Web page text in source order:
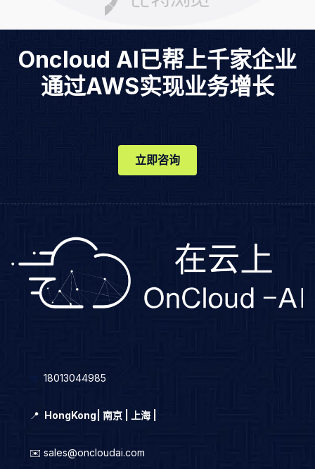
Oncloud AI已帮上千家企业
通过AWS实现业务增长
立即咨询
18013044985
📍 HongKong 南京 | 上海 |
✉️ sales@oncloudai.com